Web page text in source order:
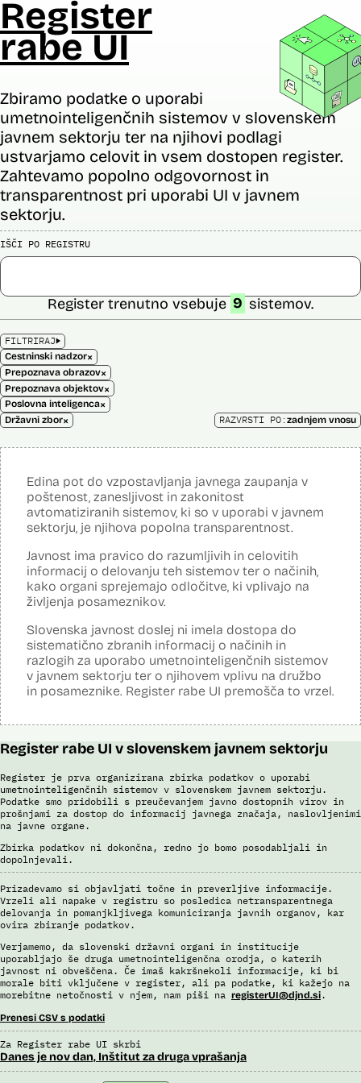
Register
rabe UI
Zbiramo podatke o uporabi
umetnointeligenčnih sistemov v slovenskem
javnem sektorju ter na njihovi podlagi
ustvarjamo celovit in vsem dostopen register.
Zahtevamo popolno odgovornost in
transparentnost pri uporabi UI v javnem
sektorju.
IŠČI PO REGISTRU
FILTRIRAJ
Cestninski nadzor×
Prepoznava obrazov×
Prepoznava objektov×
Poslovna inteligenca×
Državni zbor×
Register trenutno vsebuje 9 sistemov.
RAZVRSTI PO:zadnjem vnosu
Edina pot do vzpostavljanja javnega zaupanja v
poštenost, zanesljivost in zakonitost
avtomatiziranih sistemov, ki so v uporabi v javnem
sektorju, je njihova popolna transparentnost.
Javnost ima pravico do razumljivih in celovitih
informacij o delovanju teh sistemov ter o načinih,
kako organi sprejemajo odločitve, ki vplivajo na
življenja posameznikov.
Slovenska javnost doslej ni imela dostopa do
sistematično zbranih informacij o načinih in
razlogih za uporabo umetnointeligenčnih sistemov
v javnem sektorju ter o njihovem vplivu na družbo
in posameznike. Register rabe UI premošča to vrzel.
Register rabe UI v slovenskem javnem sektorju
Register je prva organizirana zbirka podatkov o uporabi
umetnointeligenčnih sistemov v slovenskem javnem sektorju.
Podatke smo pridobili s preučevanjem javno dostopnih virov in
prošnjami za dostop do informacij javnega značaja, naslovljenimi
na javne organe.
Zbirka podatkov ni dokončna, redno jo bomo posodabljali in
dopolnjevali.
Prizadevamo si objavljati točne in preverljive informacije.
Vrzeli ali napake v registru so posledica netransparentnega
delovanja in pomanjkljivega komuniciranja javnih organov, kar
ovira zbiranje podatkov.
Verjamemo, da slovenski državni organi in institucije
uporabljajo še druga umetnointeligenčna orodja, o katerih
javnost ni obveščena. Če imaš kakršnekoli informacije, ki bi
morale biti vključene v register, ali pa podatke, ki kažejo na
morebitne netočnosti v njem, nam piši na registerUI@djnd.si.
Prenesi CSV s podatki
Za Register rabe UI skrbi
Danes je nov dan, Inštitut za druga vprašanja